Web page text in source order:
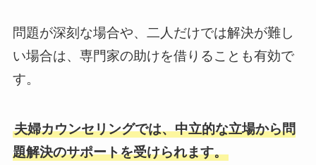
問題が深刻な場合や、二人だけでは解決が難し
い場合は、専門家の助けを借りることも有効で
す。
夫婦カウンセリングでは、中立的な立場から問
題解決のサポートを受けられます。